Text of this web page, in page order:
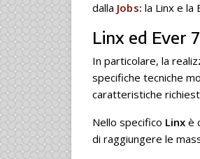
dalla Jobs: la Linx e la
Linx ed Ever
In particolare, la
specifiche tecniche
caratteristiche
Nello specifico Linx è
di raggiungere le